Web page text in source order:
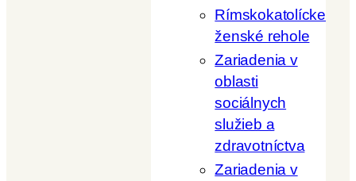
Rímskokatolícke
ženské rehole
Zariadenia v
oblasti
sociálnych
služieb a
zdravotníctva
Zariadenia v